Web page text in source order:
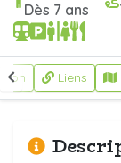
Dès 7 ans
Liens